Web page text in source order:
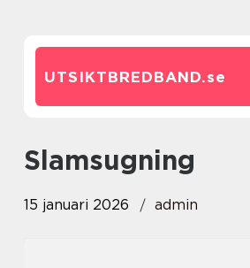
UTSIKTBREDBAND.se
slamsugning
15 januari 2026 admin